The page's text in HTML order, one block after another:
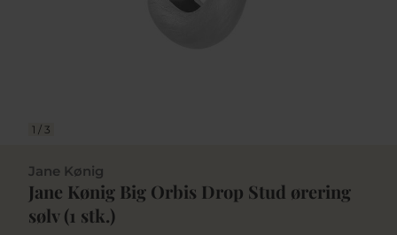
1 / 3
Jane Kønig
Jane Kønig Big Orbis Drop Stud ørering
sølv (1 stk.)